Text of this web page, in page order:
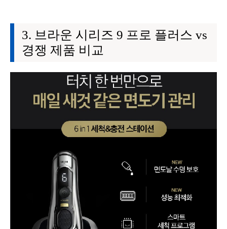
브라운 시리즈 9 프로 플러스 vs
경쟁 제품 비교